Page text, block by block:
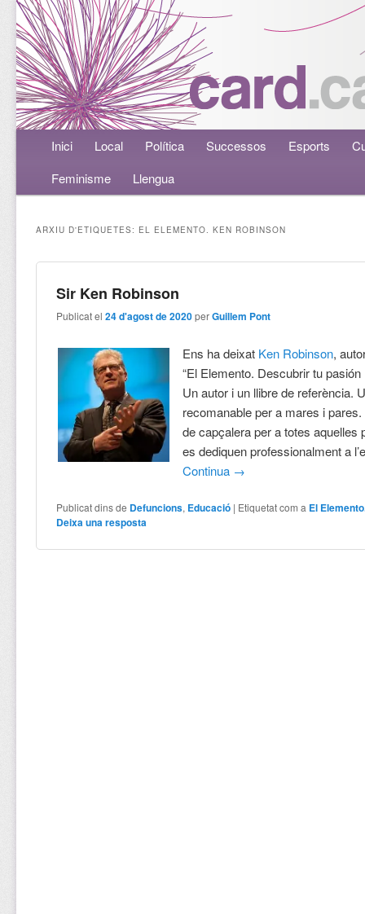
Menú principalAneu al contingut principal
Aneu al contingut secundari
Inici Local Política Successos Esports
Feminisme
Llengua
ARXIU D'ETIQUETES: EL ELEMENTO. KEN ROBINSON
Sir Ken Robinson
Publicat el24 d'agost de 2020 perGuillem Pont
Ens ha deixat Ken Robinson,
“El Elemento. Descubrir tu pasión
Un autor i un llibre de referència.
recomanable per a mares i
de capçalera per a totes aquelles
es dediquen professionalment a
Continua →
Publicat dins de Defuncions, Educació | Etiquetat com a El
Deixa una resposta